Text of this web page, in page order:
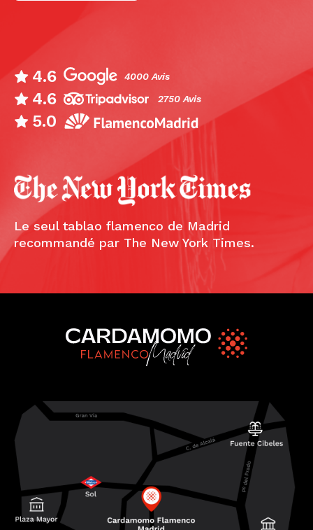
4.6 4000 Avis
4.6 2750 Avis
5.0
Le seul tablao flamenco de Madrid
recommandé par The New York Times.